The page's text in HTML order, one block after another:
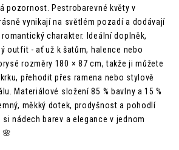
pozornost. Pestrobarevné květy v
vynikají na světlém pozadí a dodávají
charakter. Ideální doplněk,
outfit - ať už k šatům, halence nebo
rozměry 180 × 87 cm, takže ji můžete
přehodit přes ramena nebo stylově
Materiálové složení 85 % bavlny a 15 %
měkký dotek, prodyšnost a pohodlí
nádech barev a elegance v jednom
🌸